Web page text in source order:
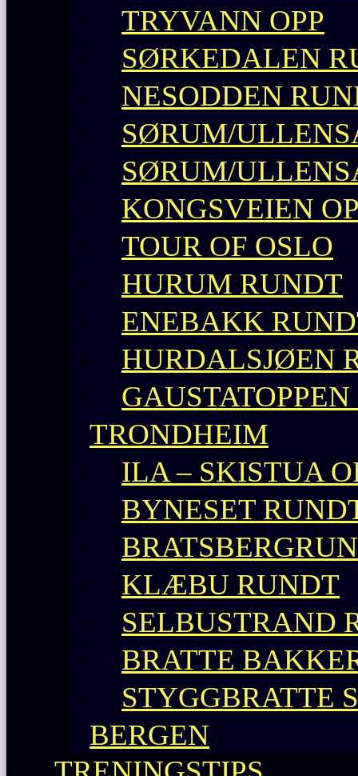
TRYVANN OPP
SØRKEDALEN
NESODDEN
SØRUM/
SØRUM/
KONGSVEIEN
TOUR OF OSLO
HURUM RUNDT
ENEBAKK
HURDALSJØEN
GAUSTATOPPEN
TRONDHEIM
ILA – SKISTUA
BYNESET
KLÆBU RUNDT
SELBUSTRAND
BRATTE
STYGGBRATTE
BERGEN